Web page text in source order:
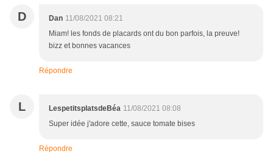
D Dan 11/08/2021 08:21
Miam! les fonds de placards ont du bon parfois, la preuve!
bizz et bonnes vacances
Répondre
L LespetitsplatsdeBéa 11/08/2021 08:08
Super idée j'adore cette, sauce tomate bises
Répondre